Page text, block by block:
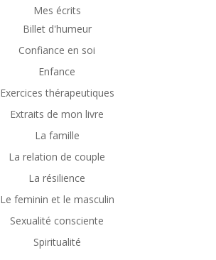
Mes écrits
Billet d'humeur
Confiance en soi
Enfance
Exercices thérapeutiques
Extraits de mon livre
La famille
La relation de couple
La résilience
Le feminin et le masculin
Sexualité consciente
Spiritualité